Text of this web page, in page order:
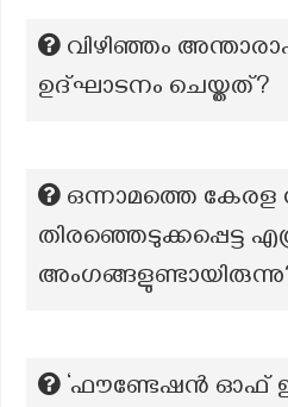
വിഴിഞ്ഞം
ഉദ്ഘാടനം ചെയ്തത്?
ഒന്നാമത്തെ
തിരഞ്ഞെടുക്കപ്പെട്ട
‘ഫൗണ്ടേഷൻ ഓഫ്